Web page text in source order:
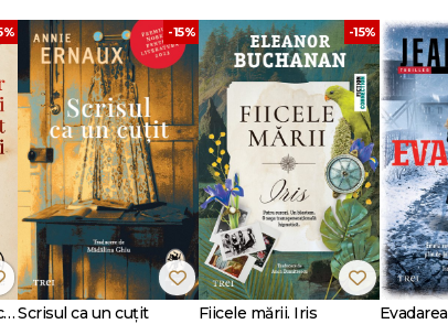
către regăsirea adevăratului tău eu. Prosperitatea
ceea ce ai. Această extraordinară serie de lecții te
clasice asiatice, cât și 100 000 de studii de caz
cărți despre mentalitatea necesară pentru a face
sporindu-i faima de „învățător spiritual al celor avuți".
Pennsylvania. A lucrat timp de zece ani ca jurnalistă la
relații externe la McKinsey & Company.
E mai ușor să mori decât să iubești (seria Cvartetul Otoman, vol.3)
-15%
Scrisul ca un cuțit
-15%
Fiicele mării. Iris Evadarea